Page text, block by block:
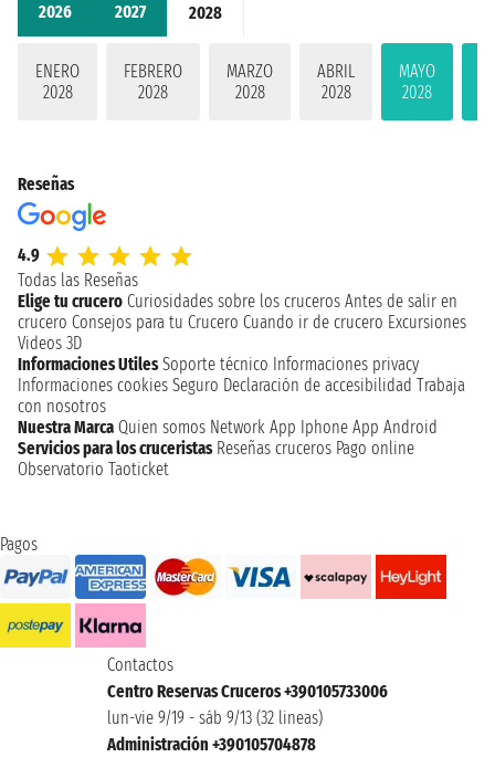
2026 2027 2028
ENERO
2028
FEBRERO
2028
MARZO
2028
ABRIL
2028
MAYO
2028
Reseñas
4.9
Todas las Reseñas
Elige tu crucero Curiosidades sobre los cruceros Antes de salir en
crucero Consejos para tu Crucero Cuando ir de crucero Excursiones
Videos 3D
Informaciones Utiles Soporte técnico Informaciones privacy
Informaciones cookies Seguro Declaración de accesibilidad Trabaja
con nosotros
Nuestra Marca Quien somos Network App Iphone App Android
Servicios para los cruceristas Reseñas cruceros Pago online
Observatorio Taoticket
Pagos
Contactos
Centro Reservas Cruceros +390105733006
lun-vie 9/19 - sáb 9/13 (32 lineas)
Administración +390105704878